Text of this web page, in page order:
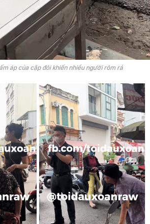
áp của cặp đôi khiến nhiều người rôm rả